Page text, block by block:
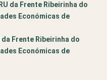
da Frente Ribeirinha do
Económicas de
Frente Ribeirinha do
Económicas de